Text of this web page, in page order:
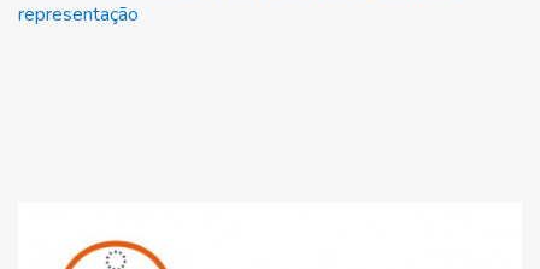
representação